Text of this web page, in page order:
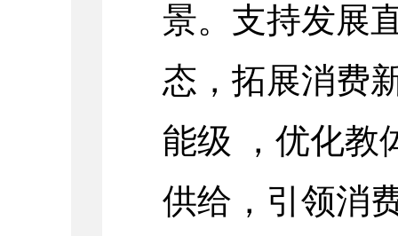
景。支持发展
态，拓展消费
能级 ，优化教
供给，引领消